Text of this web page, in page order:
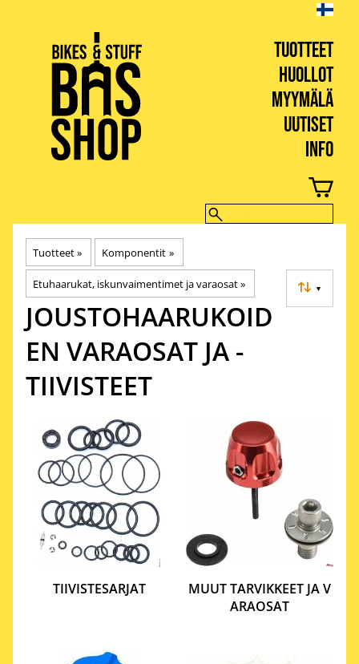
TUOTTEET
HUOLLOT
MYYMÄLÄ
UUTISET
INFO
BIKES & STUFF
Tuotteet‪» Komponentit ‪»
Etuhaarukat, iskunvaimentimet ja varaosat‪» ▼
JOUSTOHAARUKOID
EN VARAOSAT JA -
TIIVISTEET
TIIVISTESARJAT
MUUT TARVIKKEET JA V
ARAOSAT